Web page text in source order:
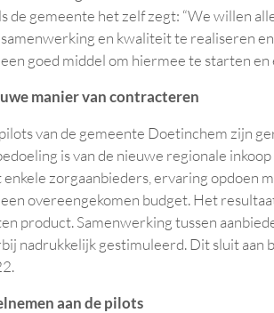
de gemeente het zelf zegt: “We willen
en kwaliteit te realiseren
goed middel om hiermee te starten en
manier van contracteren
van de gemeente Doetinchem zijn
is van de nieuwe regionale
enkele zorgaanbieders, ervaring opdoen
een overeengekomen budget. Het
product. Samenwerking tussen
nadrukkelijk gestimuleerd. Dit sluit aan
aan de pilots